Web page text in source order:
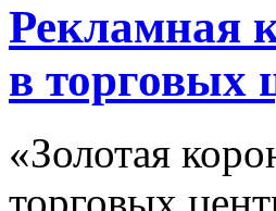
Рекламная
в торговых
«Золотая